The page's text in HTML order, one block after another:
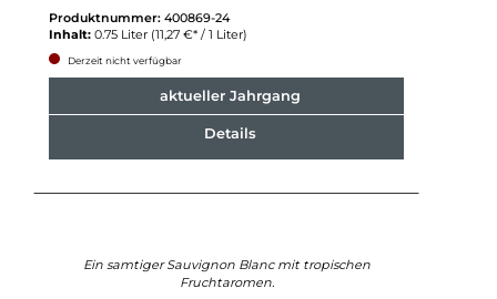
Produktnummer: 400869-24
Inhalt: 0.75 Liter (11,27 €* / 1 Liter)
Derzeit nicht verfügbar
aktueller Jahrgang
Details
Ein samtiger Sauvignon Blanc mit tropischen
Fruchtaromen.